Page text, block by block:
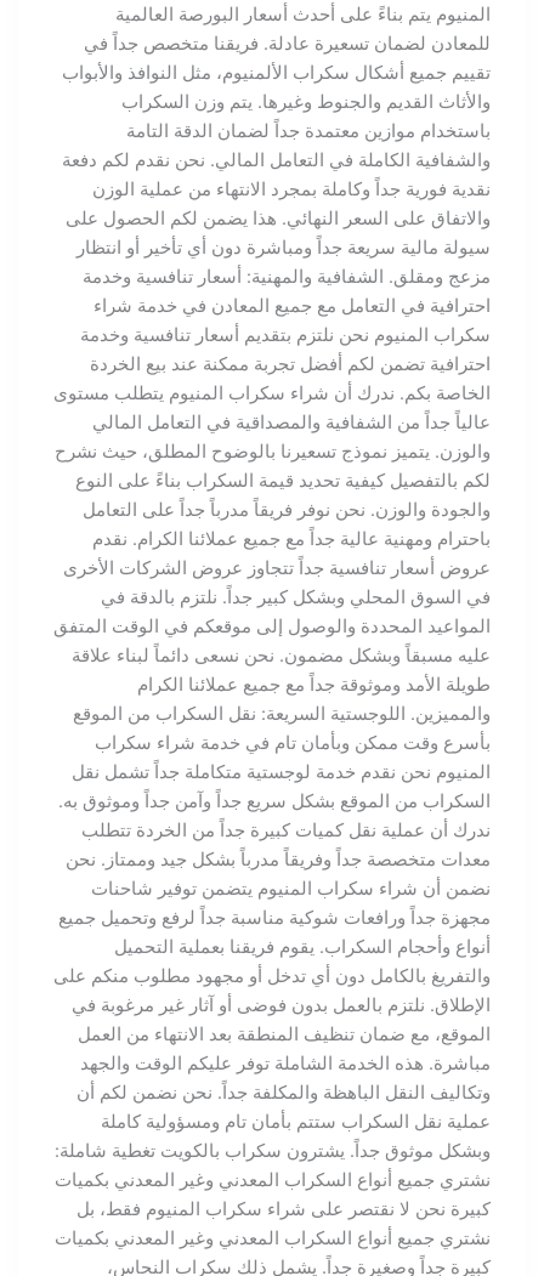
المنيوم يتم بناءً على أحدث أسعار البورصة العالمية
للمعادن لضمان تسعيرة عادلة. فريقنا متخصص جداً في
تقييم جميع أشكال سكراب الألمنيوم، مثل النوافذ والأبواب
والأثاث القديم والجنوط وغيرها. يتم وزن السكراب
باستخدام موازين معتمدة جداً لضمان الدقة التامة
والشفافية الكاملة في التعامل المالي. نحن نقدم لكم دفعة
نقدية فورية جداً وكاملة بمجرد الانتهاء من عملية الوزن
والاتفاق على السعر النهائي. هذا يضمن لكم الحصول على
سيولة مالية سريعة جداً ومباشرة دون أي تأخير أو انتظار
مزعج ومقلق. الشفافية والمهنية: أسعار تنافسية وخدمة
احترافية في التعامل مع جميع المعادن في خدمة شراء
سكراب المنيوم نحن نلتزم بتقديم أسعار تنافسية وخدمة
احترافية تضمن لكم أفضل تجربة ممكنة عند بيع الخردة
الخاصة بكم. ندرك أن شراء سكراب المنيوم يتطلب مستوى
عالياً جداً من الشفافية والمصداقية في التعامل المالي
والوزن. يتميز نموذج تسعيرنا بالوضوح المطلق، حيث نشرح
لكم بالتفصيل كيفية تحديد قيمة السكراب بناءً على النوع
والجودة والوزن. نحن نوفر فريقاً مدرباً جداً على التعامل
باحترام ومهنية عالية جداً مع جميع عملائنا الكرام. نقدم
عروض أسعار تنافسية جداً تتجاوز عروض الشركات الأخرى
في السوق المحلي وبشكل كبير جداً. نلتزم بالدقة في
المواعيد المحددة والوصول إلى موقعكم في الوقت المتفق
عليه مسبقاً وبشكل مضمون. نحن نسعى دائماً لبناء علاقة
طويلة الأمد وموثوقة جداً مع جميع عملائنا الكرام
والمميزين. اللوجستية السريعة: نقل السكراب من الموقع
بأسرع وقت ممكن وبأمان تام في خدمة شراء سكراب
المنيوم نحن نقدم خدمة لوجستية متكاملة جداً تشمل نقل
السكراب من الموقع بشكل سريع جداً وآمن جداً وموثوق به.
ندرك أن عملية نقل كميات كبيرة جداً من الخردة تتطلب
معدات متخصصة جداً وفريقاً مدرباً بشكل جيد وممتاز. نحن
نضمن أن شراء سكراب المنيوم يتضمن توفير شاحنات
مجهزة جداً ورافعات شوكية مناسبة جداً لرفع وتحميل جميع
أنواع وأحجام السكراب. يقوم فريقنا بعملية التحميل
والتفريغ بالكامل دون أي تدخل أو مجهود مطلوب منكم على
الإطلاق. نلتزم بالعمل بدون فوضى أو آثار غير مرغوبة في
الموقع، مع ضمان تنظيف المنطقة بعد الانتهاء من العمل
مباشرة. هذه الخدمة الشاملة توفر عليكم الوقت والجهد
وتكاليف النقل الباهظة والمكلفة جداً. نحن نضمن لكم أن
عملية نقل السكراب ستتم بأمان تام ومسؤولية كاملة
وبشكل موثوق جداً. يشترون سكراب بالكويت تغطية شاملة:
نشتري جميع أنواع السكراب المعدني وغير المعدني بكميات
كبيرة نحن لا نقتصر على شراء سكراب المنيوم فقط، بل
نشتري جميع أنواع السكراب المعدني وغير المعدني بكميات
كبيرة جداً وصغيرة جداً. يشمل ذلك سكراب النحاس،